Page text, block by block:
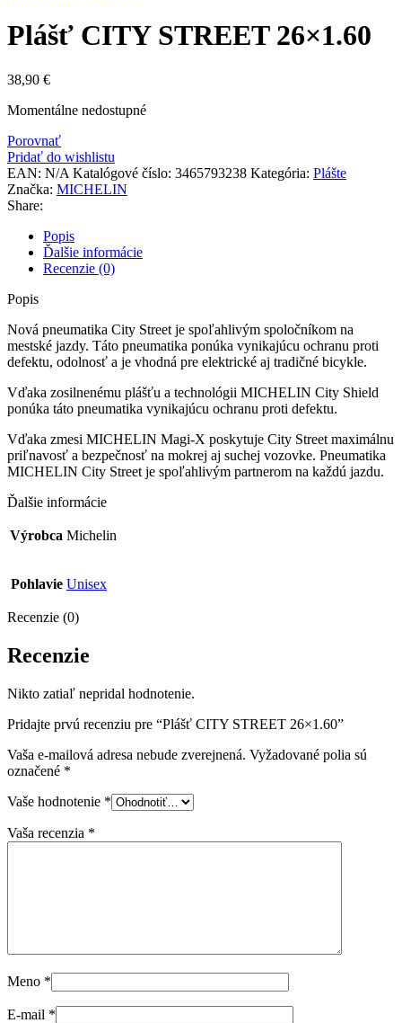
Plášť CITY STREET 26×1.60
38,90 €
Momentálne nedostupné
Porovnať
Pridať do wishlistu
EAN: N/A Katalógové číslo: 3465793238 Kategória: Plášte
Značka: MICHELIN
Share:
Popis
Ďalšie informácie
Recenzie (0)
Popis
Nová pneumatika City Street je spoľahlivým spoločníkom na
mestské jazdy. Táto pneumatika ponúka vynikajúcu ochranu proti
defektu, odolnosť a je vhodná pre elektrické aj tradičné bicykle.
Vďaka zosilnenému plášťu a technológii MICHELIN City Shield
ponúka táto pneumatika vynikajúcu ochranu proti defektu.
Vďaka zmesi MICHELIN Magi-X poskytuje City Street maximálnu
priľnavosť a bezpečnosť na mokrej aj suchej vozovke. Pneumatika
MICHELIN City Street je spoľahlivým partnerom na každú jazdu.
Ďalšie informácie
Výrobca Michelin
Pohlavie Unisex
Recenzie (0)
Recenzie
Nikto zatiaľ nepridal hodnotenie.
Pridajte prvú recenziu pre “Plášť CITY STREET 26×1.60”
Vaša e-mailová adresa nebude zverejnená. Vyžadované polia sú
označené *
Vaše hodnotenie *
Vaša recenzia *
Meno *
E-mail *